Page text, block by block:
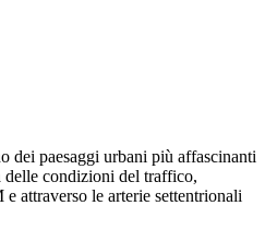
dei paesaggi urbani più affascinanti
delle condizioni del traffico,
attraverso le arterie settentrionali